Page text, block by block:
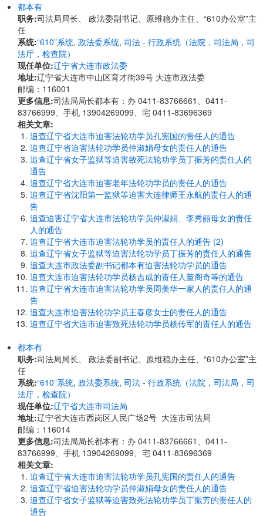
都本有
职务:司法局局长、 政法委副书记、原维稳办主任、“610办公室”主
任
系统:“610”系统, 政法委系统, 司法 - 行政系统（法院，司法局，司
法厅，检查院）
现任单位:辽宁省大连市政法委
地址:辽宁省大连市中山区育才街39号 大连市政法委
邮编：116001
更多信息:司法局局长都本有：办 0411-83766661、0411-
83766999、手机 13904269099、宅 0411-83696369
相关文章:
追查辽宁省大连市迫害法轮功学员孔宪国的责任人的通告
追查辽宁省迫害法轮功学员仲淑娟母女的责任人的通告
追查辽宁省女子监狱等迫害致死法轮功学员丁振芳的责任人的
通告
追查辽宁省大连市迫害老年法轮功学员的责任人的通告
追查辽宁省沈阳第一监狱等迫害大连律师王永航的责任人的通
告
追查迫害辽宁省大连市法轮功学员仲淑娟、李秀丽母女的责任
人的通告
追查辽宁省大连市迫害法轮功学员的责任人的通告 (2)
追查辽宁省女子监狱等迫害法轮功学员丁振芳的责任人的通告
追查大连市政法委副书记都本有迫害法轮功学员的通告
追查大连市迫害法轮功学员杨吉成的责任人董阁奇等的通告
追查辽宁省大连市迫害法轮功学员周美华一家人的责任人的通
告
追查大连市迫害法轮功学员王春彦女士的责任人的通告
追查辽宁省大连市迫害致死法轮功学员杨传军的责任人的通告
都本有
职务:司法局局长、 政法委副书记、原维稳办主任、“610办公室”主
任
系统:“610”系统, 政法委系统, 司法 - 行政系统（法院，司法局，司
法厅，检查院）
现任单位:辽宁省大连市司法局
地址:辽宁省大连市西岗区人民广场2号 大连市司法局
邮编：116014
更多信息:司法局局长都本有：办 0411-83766661、0411-
83766999、手机 13904269099、宅 0411-83696369
相关文章:
追查辽宁省大连市迫害法轮功学员孔宪国的责任人的通告
追查辽宁省迫害法轮功学员仲淑娟母女的责任人的通告
追查辽宁省女子监狱等迫害致死法轮功学员丁振芳的责任人的
通告